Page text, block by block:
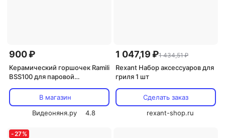
900 ₽
Керамический горшочек Ramili
BSS100 для паровой
В магазин
Видеоняня.ру
4.8
1 047,19 ₽1 434,51 ₽
Rexant Набор аксессуаров для
гриля 1 шт
Сделать заказ
rexant-shop.ru
-27%